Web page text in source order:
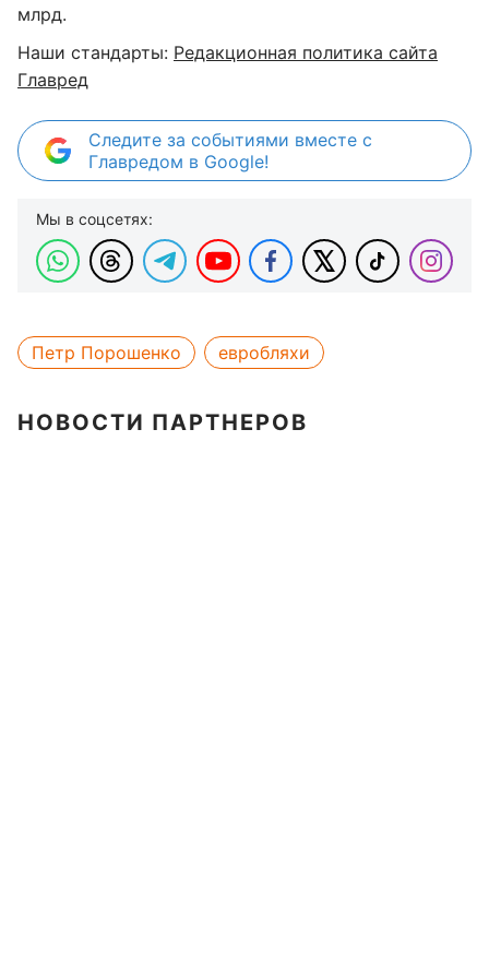
млрд.
Наши стандарты: Редакционная политика сайта
Главред
Следите за событиями вместе с
Главредом в Google!
Мы в соцсетях:
Петр Порошенко евробляхи
НОВОСТИ ПАРТНЕРОВ